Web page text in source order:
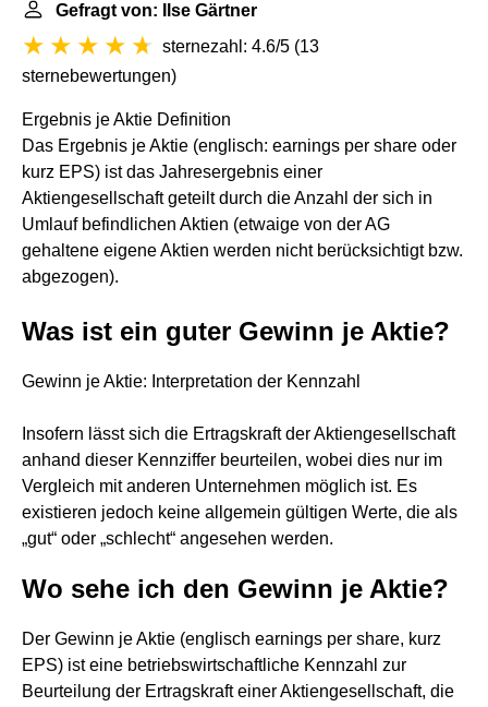
Gefragt von: Ilse Gärtner
sternezahl: 4.6/5 (13
sternebewertungen)
Ergebnis je Aktie Definition
Das Ergebnis je Aktie (englisch: earnings per share oder
kurz EPS) ist das Jahresergebnis einer
Aktiengesellschaft geteilt durch die Anzahl der sich in
Umlauf befindlichen Aktien (etwaige von der AG
gehaltene eigene Aktien werden nicht berücksichtigt bzw.
abgezogen).
Was ist ein guter Gewinn je Aktie?
Gewinn je Aktie: Interpretation der Kennzahl
Insofern lässt sich die Ertragskraft der Aktiengesellschaft
anhand dieser Kennziffer beurteilen, wobei dies nur im
Vergleich mit anderen Unternehmen möglich ist. Es
existieren jedoch keine allgemein gültigen Werte, die als
„gut“ oder „schlecht“ angesehen werden.
Wo sehe ich den Gewinn je Aktie?
Der Gewinn je Aktie (englisch earnings per share, kurz
EPS) ist eine betriebswirtschaftliche Kennzahl zur
Beurteilung der Ertragskraft einer Aktiengesellschaft, die